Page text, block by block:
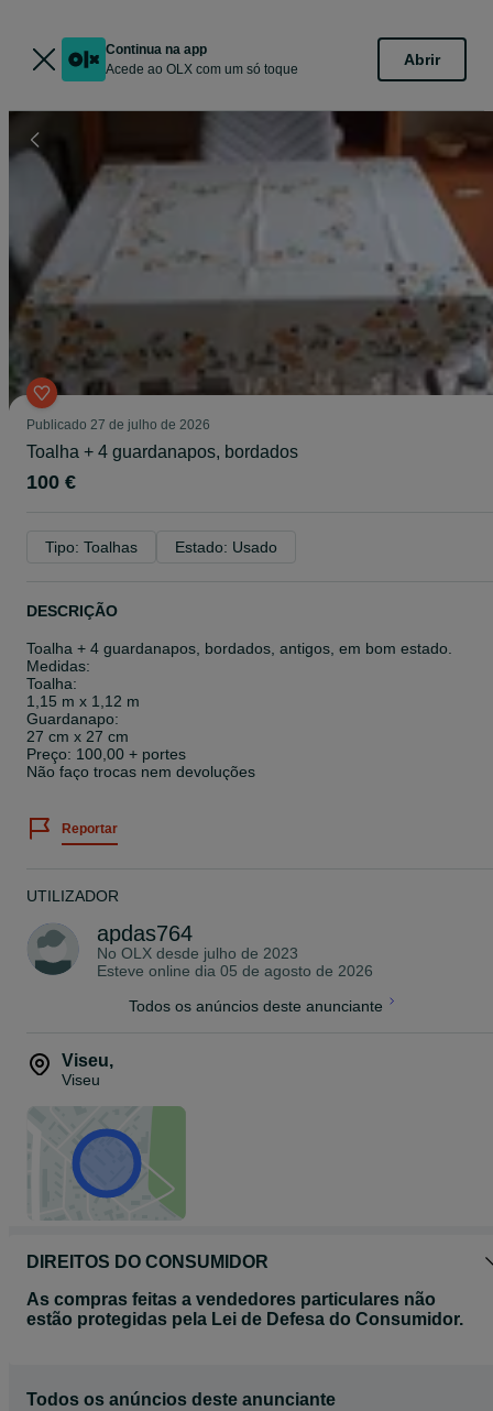
Continua na app
Acede ao OLX com um só toque
Abrir
Publicado 27 de julho de 2026
Toalha + 4 guardanapos, bordados
100 €
Tipo: Toalhas Estado: Usado
DESCRIÇÃO
Toalha + 4 guardanapos, bordados, antigos, em bom estado.
Medidas:
Toalha:
1,15 m x 1,12 m
Guardanapo:
27 cm x 27 cm
Preço: 100,00 + portes
Não faço trocas nem devoluções
Reportar
UTILIZADOR
apdas764
No OLX desde julho de 2023
Esteve online dia 05 de agosto de 2026
Todos os anúncios deste anunciante
Viseu,
Viseu
DIREITOS DO CONSUMIDOR
As compras feitas a vendedores particulares não
estão protegidas pela Lei de Defesa do Consumidor.
Todos os anúncios deste anunciante